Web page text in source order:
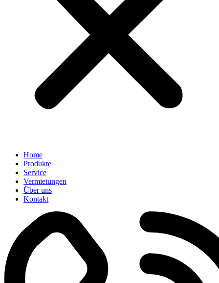
Home
Produkte
Service
Vermietungen
Über uns
Kontakt